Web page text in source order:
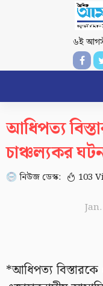
৬ই
আধিপত্য
চাঞ্চল্যকর
নিউজ ডেস্ক: 103
*আধিপত্য বিস্তারকে